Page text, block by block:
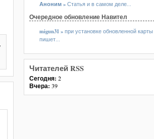
Аноним » Статья и в самом деле...
Очередное обновление Навител
migun31 » при установке обновленной карты
пишет...
Читателей RSS
Сегодня: 2
Вчера: 39